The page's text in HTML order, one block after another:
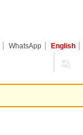
WhatsApp English